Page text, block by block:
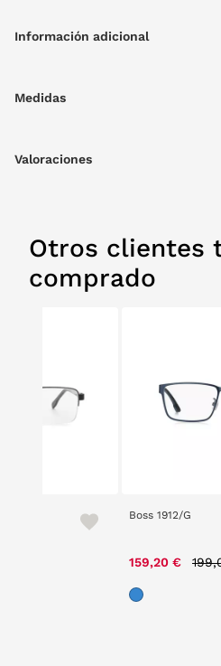
cómoda, que transmite confianza y
Información adicional
Medidas
Valoraciones
Otros clientes
comprado
Boss 1912/G
159,20 €